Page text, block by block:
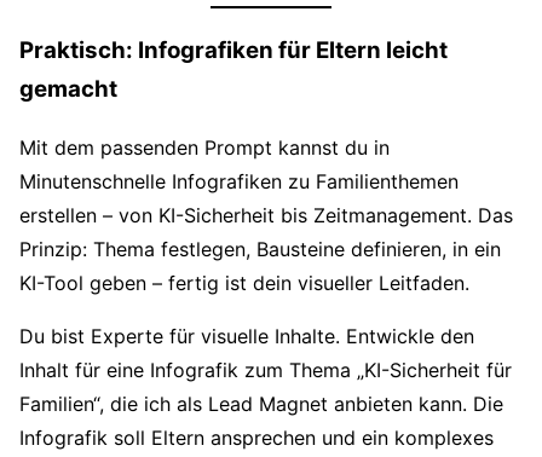
Praktisch: Infografiken für Eltern leicht
gemacht
Mit dem passenden Prompt kannst du in
Minutenschnelle Infografiken zu Familienthemen
erstellen – von KI-Sicherheit bis Zeitmanagement. Das
Prinzip: Thema festlegen, Bausteine definieren, in ein
KI-Tool geben – fertig ist dein visueller Leitfaden.
Du bist Experte für visuelle Inhalte. Entwickle den
Inhalt für eine Infografik zum Thema „KI-Sicherheit für
Familien“, die ich als Lead Magnet anbieten kann. Die
Infografik soll Eltern ansprechen und ein komplexes